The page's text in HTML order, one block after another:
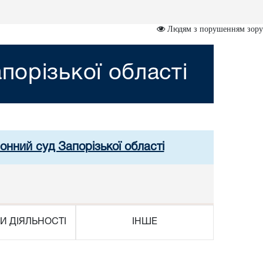
Людям з порушенням зору
області
суд Запорізької області
ДІЯЛЬНОСТІ ІНШЕ